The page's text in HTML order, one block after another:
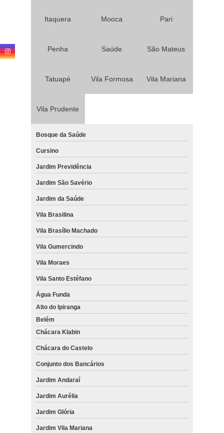
Itaquera Mooca Pari
Penha Saúde São Mateus
Tatuapé Vila Formosa Vila Mariana
Vila Prudente
Bosque da Saúde
Cursino
Jardim Previdência
Jardim São Savério
Jardim da Saúde
Vila Brasilina
Vila Brasílio Machado
Vila Gumercindo
Vila Moraes
Vila Santo Estéfano
Água Funda
Alto do Ipiranga
Belém
Chácara Klabin
Chácara do Castelo
Conjunto dos Bancários
Jardim Andaraí
Jardim Aurélia
Jardim Glória
Jardim Vila Mariana